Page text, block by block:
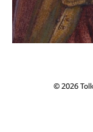
© 2026